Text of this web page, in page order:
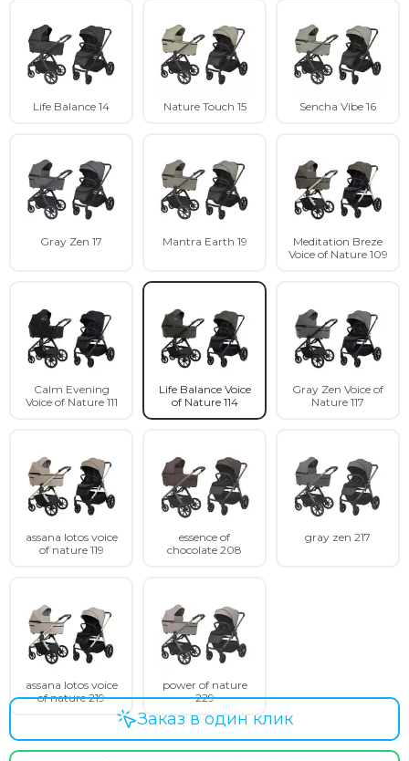
Life Balance 14 Nature Touch 15 Sencha Vibe 16
Gray Zen 17 Mantra Earth 19
Meditation Breze
Voice of Nature 109
Calm Evening
Voice of Nature 111
Life Balance Voice
of Nature 114
Gray Zen Voice of
Nature 117
assana lotos voice
of nature 119
essence of
chocolate 208
gray zen 217
assana lotos voice
of nature 219
power of nature
229
Заказ в один клик